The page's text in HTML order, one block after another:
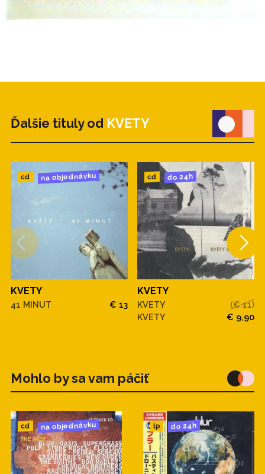
Ďalšie tituly od KVETY
cd na objednávku
KVETY
41 MINUT € 13
cd do 24h
KVETY
KVETY
KVETY
(€ 11)
€ 9,90
Mohlo by sa vam páčiť
cd na objednávku lp do 24h